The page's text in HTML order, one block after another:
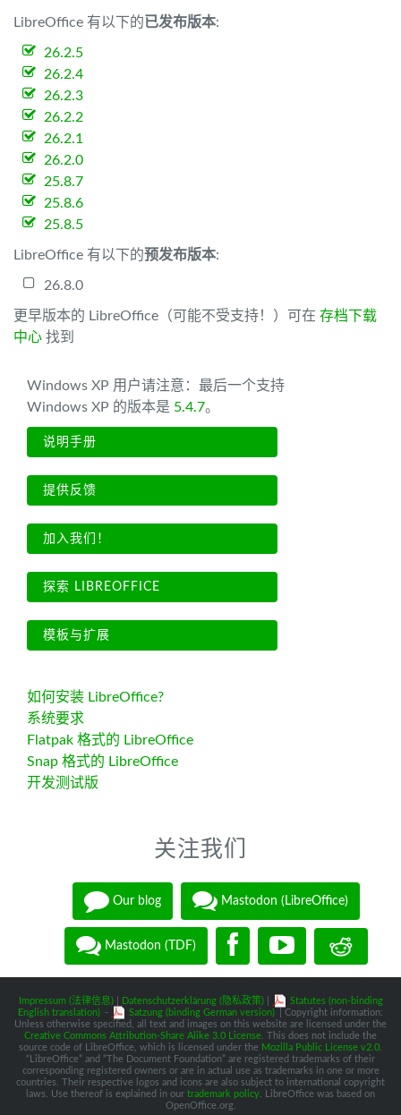
LibreOffice 有以下的已发布版本:
26.2.5
26.2.4
26.2.3
26.2.2
26.2.1
26.2.0
25.8.7
25.8.6
25.8.5
LibreOffice 有以下的预发布版本:
26.8.0
更早版本的 LibreOffice（可能不受支持！）可在 存档下载
中心 找到
Windows XP 用户请注意：最后一个支持
Windows XP 的版本是 5.4.7。
说明手册
提供反馈
加入我们！
探索 LIBREOFFICE
模板与扩展
如何安装 LibreOffice?
系统要求
Flatpak 格式的 LibreOffice
Snap 格式的 LibreOffice
开发测试版
关注我们
Our blog Mastodon (LibreOffice)
Mastodon (TDF)
Impressum (法律信息)| Datenschutzerklärung (隐私政策)|
Statutes (non-binding
English translation) - Satzung (binding German version)
| Copyright information:
Unless otherwise specified, all text and images on this website are licensed under the
Creative Commons Attribution-Share Alike 3.0 License . This does not include the
source code of LibreOffice, which is licensed under the Mozilla Public License v2.0
“LibreOffice” and “The Document Foundation” are registered trademarks of their
corresponding registered owners or are in actual use as trademarks in one or more
countries. Their respective logos and icons are also subject to international copyright
laws. Use thereof is explained in our trademark policy . LibreOffice was based on
OpenOffice.org.